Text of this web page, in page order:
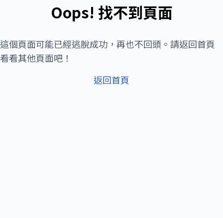
Oops! 找不到頁面
這個頁面可能已經逃脫成功，再也不回頭。請返回首頁
看看其他頁面吧！
返回首頁